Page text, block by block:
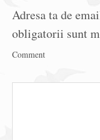
Adresa ta de
obligatorii sunt
Comment